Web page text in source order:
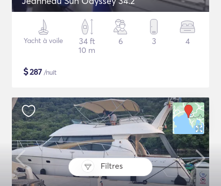
Filtres
Yacht à voile
34 ft
10 m
6 3 4
$287 /nuit